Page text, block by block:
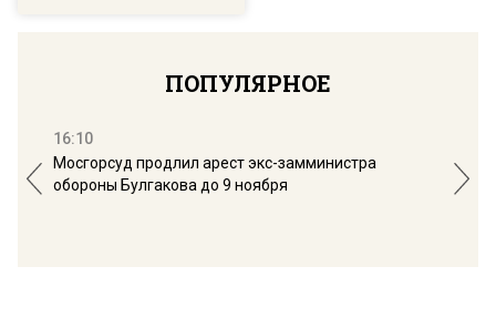
ПОПУЛЯРНОЕ
16:10
Мосгорсуд продлил арест экс-замминистра
обороны Булгакова до 9 ноября